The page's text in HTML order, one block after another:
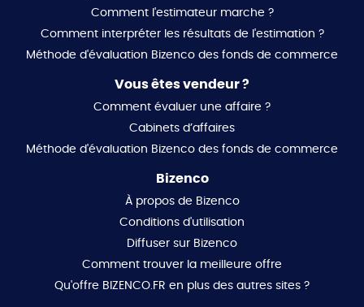
Comment l'estimateur marche ?
Comment interpréter les résultats de l'estimation ?
Méthode d'évaluation Bizenco des fonds de commerce
Vous êtes vendeur ?
Comment évaluer une affaire ?
Cabinets d’affaires
Méthode d'évaluation Bizenco des fonds de commerce
Bizenco
À propos de Bizenco
Conditions d'utilisation
Diffuser sur Bizenco
Comment trouver la meilleure offre
Qu'offre BIZENCO.FR en plus des autres sites ?